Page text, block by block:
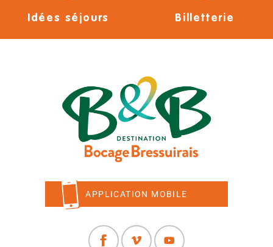
Idées séjours Billetterie
APPLICATION MOBILE